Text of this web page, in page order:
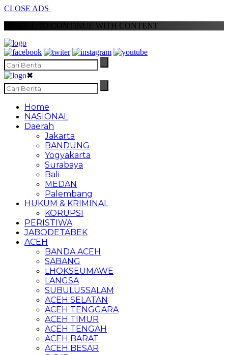
CLOSE ADS
SCROLL TO CONTINUE WITH CONTENT
✖
Home
NASIONAL
Daerah
Jakarta
BANDUNG
Yogyakarta
Surabaya
Bali
MEDAN
Palembang
HUKUM & KRIMINAL
KORUPSI
PERISTIWA
JABODETABEK
ACEH
BANDA ACEH
SABANG
LHOKSEUMAWE
LANGSA
SUBULUSSALAM
ACEH SELATAN
ACEH TENGGARA
ACEH TIMUR
ACEH TENGAH
ACEH BARAT
ACEH BESAR